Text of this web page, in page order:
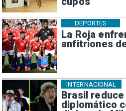
La Roja
anfitriones
DEPORTES
Brasil
diplomático
INTERNACIONAL